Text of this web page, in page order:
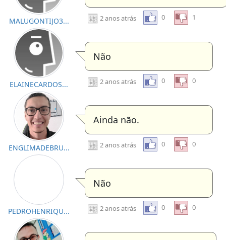
MALUGONTIJO3... 2 anos atrás 0 1
ELAINECARDOS...
Não
2 anos atrás 0 0
ENGLIMADEBRU...
Ainda não.
2 anos atrás 0 0
PEDROHENRIQU...
Não
2 anos atrás 0 0